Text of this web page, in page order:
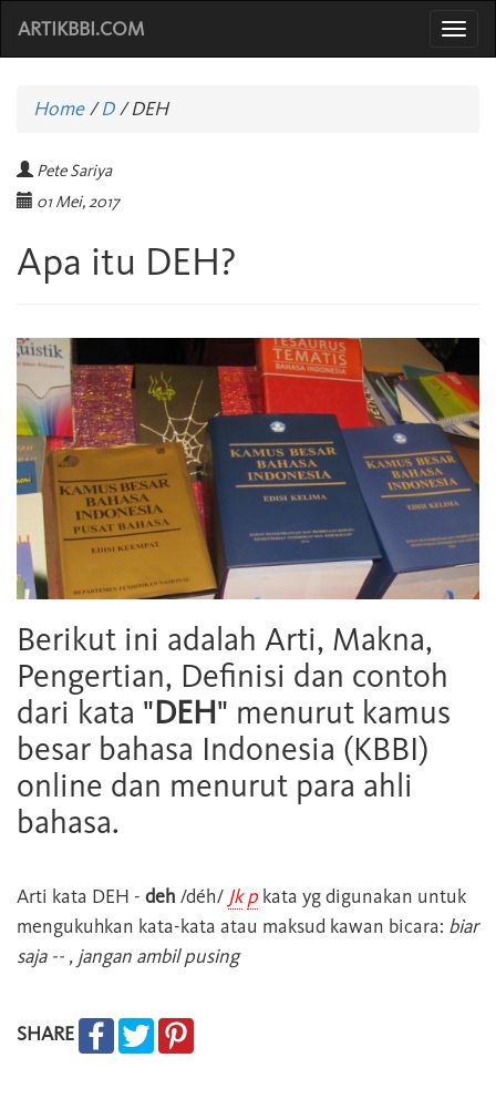
ARTIKBBI.COM
Home/D /DEH
Pete Sariya
01 Mei, 2017
Apa itu DEH?
Berikut ini adalah Arti, Makna,
Pengertian, Definisi dan contoh
dari kata "DEH" menurut kamus
besar bahasa Indonesia (KBBI)
online dan menurut para ahli
bahasa.
Arti kata DEH - deh /déh/ Jk p kata yg digunakan untuk
mengukuhkan kata-kata atau maksud kawan bicara: biar
saja -- , jangan ambil pusing
SHARE